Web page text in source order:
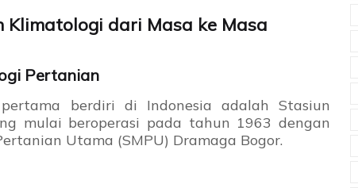
Klimatologi dari Masa ke Masa
Pertanian
berdiri di Indonesia adalah Stasiun
mulai beroperasi pada tahun 1963 dengan
Utama (SMPU) Dramaga Bogor.